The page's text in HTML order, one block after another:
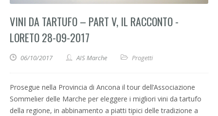
VINI DA TARTUFO – PART V, IL RACCONTO -
LORETO 28-09-2017
06/10/2017 AIS Marche Progetti
Prosegue nella Provincia di Ancona il tour dell’Associazione
Sommelier delle Marche per eleggere i migliori vini da tartufo
della regione, in abbinamento a piatti tipici delle tradizione a